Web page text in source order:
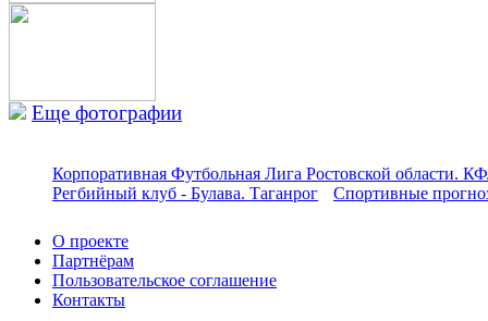
Еще фотографии
Корпоративная Футбольная Лига Ростовской области.
Регбийный клуб - Булава. Таганрог
Спортивные
О проекте
Партнёрам
Пользовательское соглашение
Контакты